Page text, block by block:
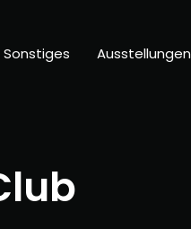
Sonstiges Ausstellungen